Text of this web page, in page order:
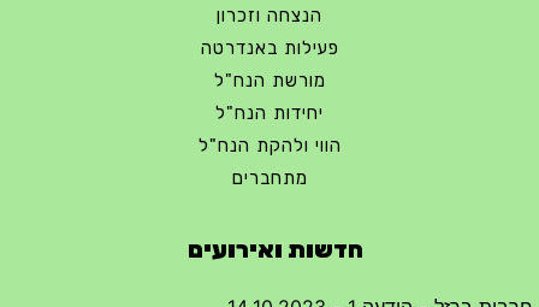
הנצחה וזכרון
פעילות באנדרטה
מורשת הנח"ל
יחידות הנח"ל
הווי ולהקת הנח"ל
מתחברים
חדשות ואירועים